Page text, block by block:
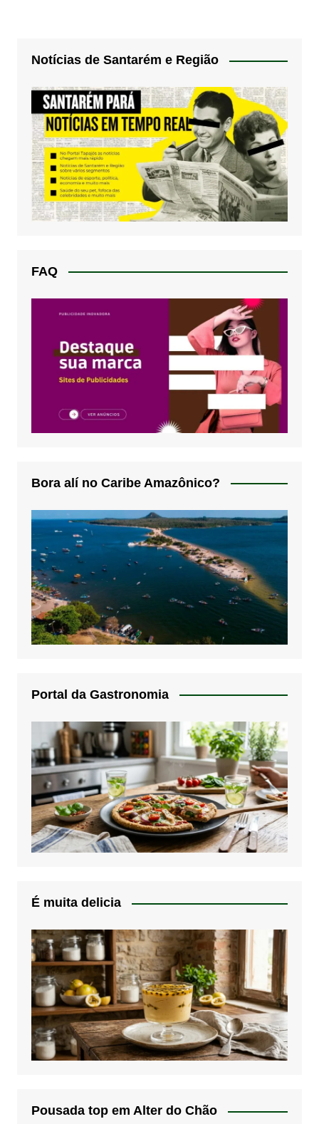
Notícias de Santarém e Região
FAQ
Bora alí no Caribe Amazônico?
Portal da Gastronomia
É muita delicia
Pousada top em Alter do Chão